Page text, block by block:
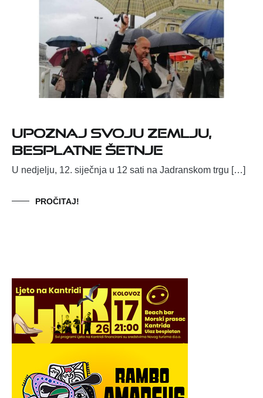
Upoznaj svoju zemlju,
besplatne šetnje
U nedjelju, 12. siječnja u 12 sati na Jadranskom trgu […]
PROČITAJ!